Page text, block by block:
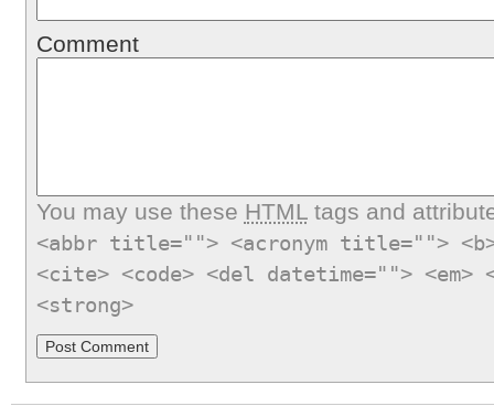
Comment
You may use these HTMLtags and
<abbr title=""> <acronym title="">
<cite> <code> <del datetime="">
<strong>